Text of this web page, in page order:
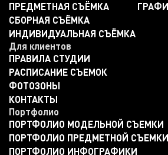
ПРЕДМЕТНАЯ СЪЁМКА
CБОРНАЯ СЪЁМКА
ИНДИВИДУАЛЬНАЯ СЪЁМКА
Для клиентов
ПРАВИЛА СТУДИИ
РАСПИСАНИЕ СЪЕМОК
ФОТОЗОНЫ
КОНТАКТЫ
Портфолио
ПОРТФОЛИО МОДЕЛЬНОЙ СЪЕМКИ
ПОРТФОЛИО ПРЕДМЕТНОЙ СЪЕМКИ
ПОРТФОЛИО ИНФОГРАФИКИ